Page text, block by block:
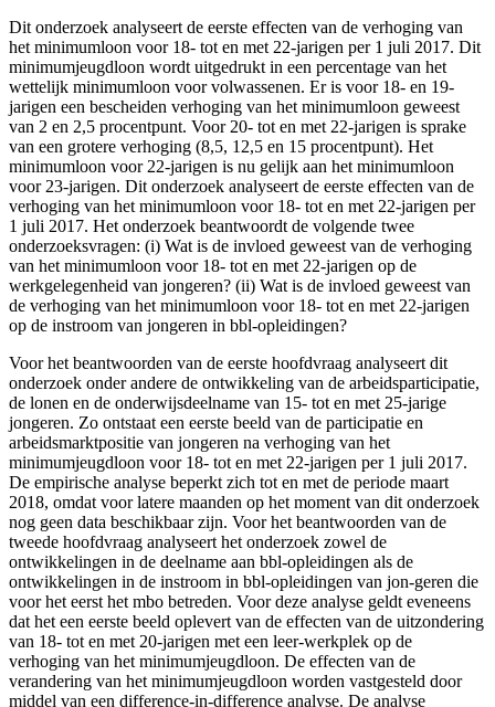
Dit onderzoek analyseert de eerste effecten van de verhoging van
het minimumloon voor 18- tot en met 22-jarigen per 1 juli 2017. Dit
minimumjeugdloon wordt uitgedrukt in een percentage van het
wettelijk minimumloon voor volwassenen. Er is voor 18- en 19-
jarigen een bescheiden verhoging van het minimumloon geweest
van 2 en 2,5 procentpunt. Voor 20- tot en met 22-jarigen is sprake
van een grotere verhoging (8,5, 12,5 en 15 procentpunt). Het
minimumloon voor 22-jarigen is nu gelijk aan het minimumloon
voor 23-jarigen. Dit onderzoek analyseert de eerste effecten van de
verhoging van het minimumloon voor 18- tot en met 22-jarigen per
1 juli 2017. Het onderzoek beantwoordt de volgende twee
onderzoeksvragen: (i) Wat is de invloed geweest van de verhoging
van het minimumloon voor 18- tot en met 22-jarigen op de
werkgelegenheid van jongeren? (ii) Wat is de invloed geweest van
de verhoging van het minimumloon voor 18- tot en met 22-jarigen
op de instroom van jongeren in bbl-opleidingen?
Voor het beantwoorden van de eerste hoofdvraag analyseert dit
onderzoek onder andere de ontwikkeling van de arbeidsparticipatie,
de lonen en de onderwijsdeelname van 15- tot en met 25-jarige
jongeren. Zo ontstaat een eerste beeld van de participatie en
arbeidsmarktpositie van jongeren na verhoging van het
minimumjeugdloon voor 18- tot en met 22-jarigen per 1 juli 2017.
De empirische analyse beperkt zich tot en met de periode maart
2018, omdat voor latere maanden op het moment van dit onderzoek
nog geen data beschikbaar zijn. Voor het beantwoorden van de
tweede hoofdvraag analyseert het onderzoek zowel de
ontwikkelingen in de deelname aan bbl-opleidingen als de
ontwikkelingen in de instroom in bbl-opleidingen van jon-geren die
voor het eerst het mbo betreden. Voor deze analyse geldt eveneens
dat het een eerste beeld oplevert van de effecten van de uitzondering
van 18- tot en met 20-jarigen met een leer-werkplek op de
verhoging van het minimumjeugdloon. De effecten van de
verandering van het minimumjeugdloon worden vastgesteld door
middel van een difference-in-difference analyse. De analyse